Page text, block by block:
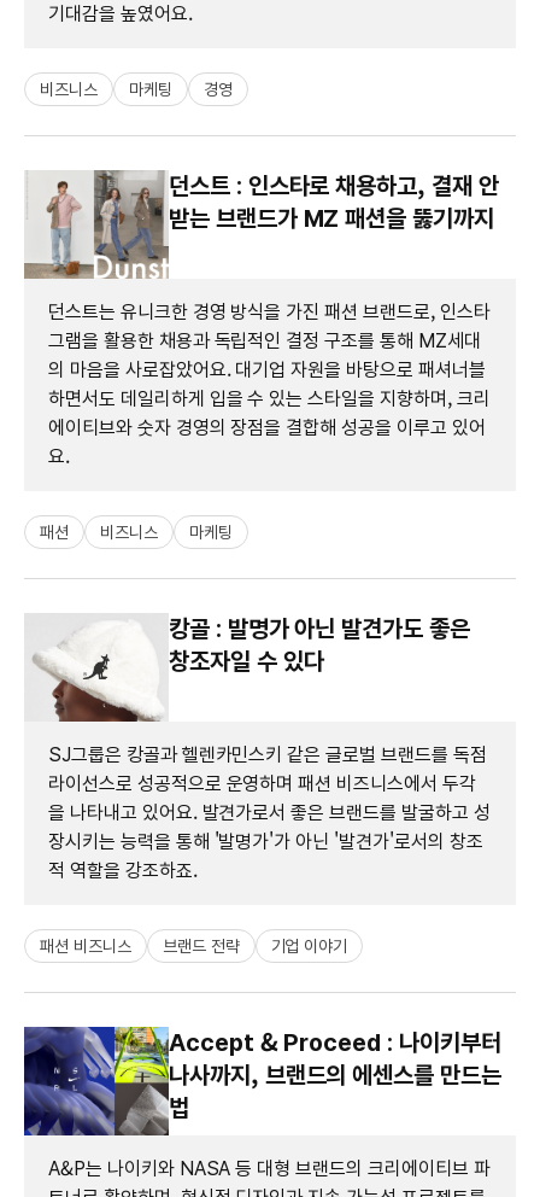
기대감을 높였어요.
비즈니스 마케팅 경영
던스트 : 인스타로 채용하고, 결재 안
받는 브랜드가 MZ 패션을 뚫기까지
던스트는 유니크한 경영 방식을 가진 패션 브랜드로, 인스타
그램을 활용한 채용과 독립적인 결정 구조를 통해 MZ세대
의 마음을 사로잡았어요. 대기업 자원을 바탕으로 패셔너블
하면서도 데일리하게 입을 수 있는 스타일을 지향하며, 크리
에이티브와 숫자 경영의 장점을 결합해 성공을 이루고 있어
요.
패션 비즈니스 마케팅
캉골 : 발명가 아닌 발견가도 좋은
창조자일 수 있다
SJ그룹은 캉골과 헬렌카민스키 같은 글로벌 브랜드를 독점
라이선스로 성공적으로 운영하며 패션 비즈니스에서 두각
을 나타내고 있어요. 발견가로서 좋은 브랜드를 발굴하고 성
장시키는 능력을 통해 '발명가'가 아닌 '발견가'로서의 창조
적 역할을 강조하죠.
패션 비즈니스 브랜드 전략 기업 이야기
Accept & Proceed : 나이키부터
나사까지, 브랜드의 에센스를 만드는
법
A&P는 나이키와 NASA 등 대형 브랜드의 크리에이티브 파